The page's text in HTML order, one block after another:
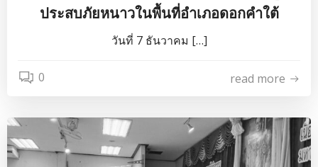
ประสบภัยหนาวในพื้นที่อำเภอดอกคำใต้
วันที่ 7 ธันวาคม […]
0 read more